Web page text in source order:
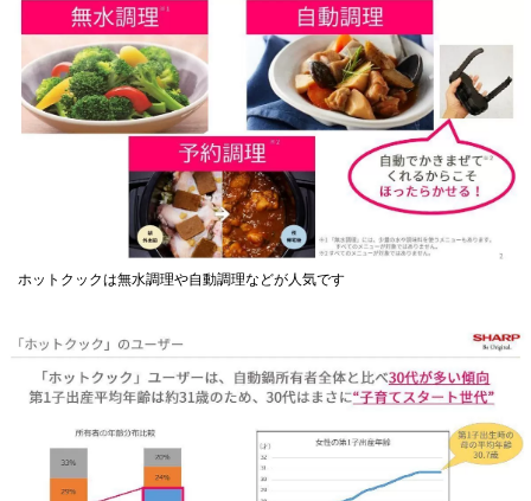
ホットクックは無水調理や自動調理などが人気です